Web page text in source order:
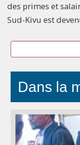
des primes et
Sud-Kivu est
Dans la